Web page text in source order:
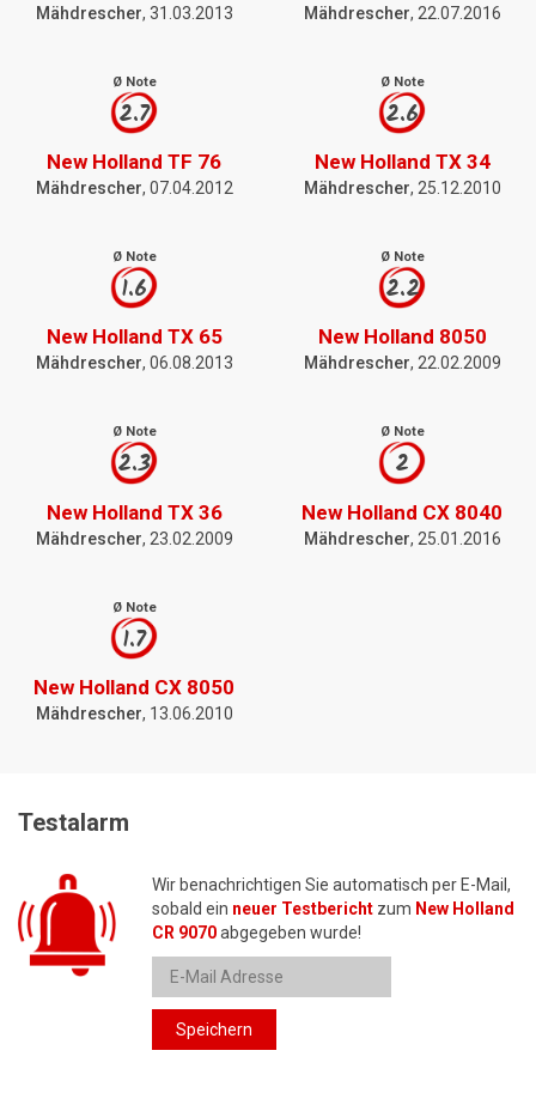
Mähdrescher, 31.03.2013 Mähdrescher, 22.07.2016
Ø Note
2.7
New Holland TF 76
Mähdrescher, 07.04.2012
Ø Note
2.6
New Holland TX 34
Mähdrescher, 25.12.2010
Ø Note
1.6
New Holland TX 65
Mähdrescher, 06.08.2013
Ø Note
2.2
New Holland 8050
Mähdrescher, 22.02.2009
Ø Note
2.3
New Holland TX 36
Mähdrescher, 23.02.2009
Ø Note
2
New Holland CX 8040
Mähdrescher, 25.01.2016
Ø Note
1.7
New Holland CX 8050
Mähdrescher, 13.06.2010
Testalarm
Wir benachrichtigen Sie automatisch per E-Mail,
sobald ein neuer Testbericht zum New Holland
CR 9070abgegeben wurde!
Speichern